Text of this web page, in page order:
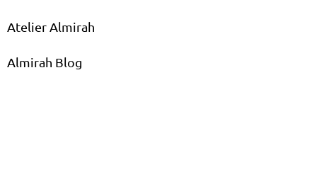
Atelier Almirah
Almirah Blog